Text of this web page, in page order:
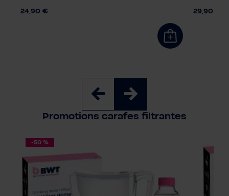
24,90 € 29,90 €
Promotions carafes filtrantes
-50 %